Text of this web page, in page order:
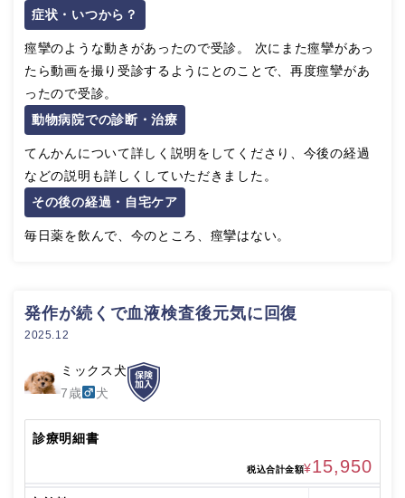
症状・いつから？
痙攣のような動きがあったので受診。 次にまた痙攣があっ
たら動画を撮り受診するようにとのことで、再度痙攣があ
ったので受診。
動物病院での診断・治療
てんかんについて詳しく説明をしてくださり、今後の経過
などの説明も詳しくしていただきました。
その後の経過・自宅ケア
毎日薬を飲んで、今のところ、痙攣はない。
発作が続くで血液検査後元気に回復
2025.12
ミックス犬
7歳
犬
診療明細書
税込合計金額¥15,950